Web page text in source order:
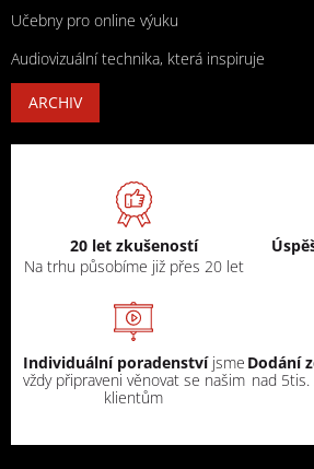
Učebny pro online výuku
Audiovizuální technika, která inspiruje
ARCHIV
20 let zkušeností
Na trhu působíme již přes 20 let
Individuální poradenstvíjsme
vždy připraveni věnovat se našim
klientům
Dodání
nad 5tis.